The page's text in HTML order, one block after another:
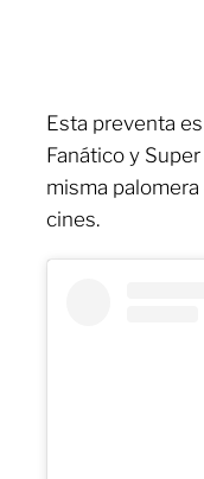
Esta preventa
Fanático y
misma
cines.